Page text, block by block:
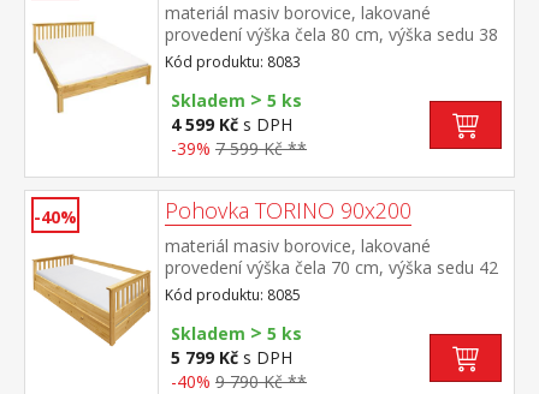
materiál masiv borovice, lakované
provedení výška čela 80 cm, výška sedu 38
cm, cena bez roštu a matrace minimální
doporučená výška matrace 15 cm
doporučený rozměr matrace 160 × 200 cm
nebo 2 kusy 80 × 200 cm a rošt R2
doporučená nosnost do 120 kg na každé
Kód produktu: 8083
Skladem > 5 ks
4 599 Kč s DPH
-39% 7 599 Kč **
-40% Pohovka TORINO 90x200
materiál masiv borovice, lakované
provedení výška čela 70 cm, výška sedu 42
cm, cena bez roštu a matrace minimální
doporučená výška matrace 15
cm doporučený rozměr matrace 90 × 200
cm a rošt R1 k pohovce možno dokoupit
výsuvnou přistýlku TORINO 8086 nebo
Kód produktu: 8085
Skladem > 5 ks
5 799 Kč s DPH
-40% 9 790 Kč **